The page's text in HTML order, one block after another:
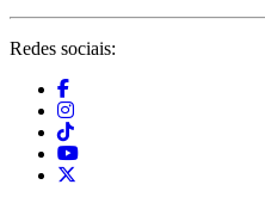
Redes sociais: